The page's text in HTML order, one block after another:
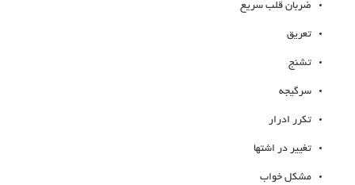
ضربان قلب سریع
تعریق
تشنج
سرگیجه
تکرر ادرار
تغییر در اشتها
مشکل خواب